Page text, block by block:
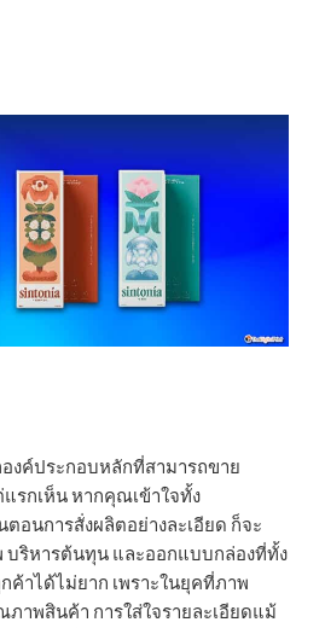
งค์ประกอบหลักที่สามารถขาย
รกเห็น หากคุณเข้าใจทั้ง
อนการสั่งผลิตอย่างละเอียด ก็จะ
ริหารต้นทุน และออกแบบกล่องที่ทั้ง
ค้าได้ไม่ยาก เพราะในยุคที่ภาพ
พสินค้า การใส่ใจรายละเอียดแม้